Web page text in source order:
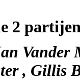
2
Vander
, Gillis